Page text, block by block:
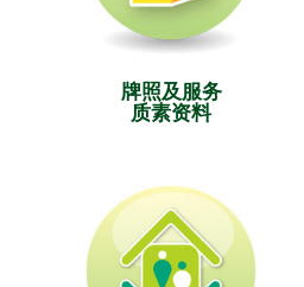
牌照及服务
质素资料